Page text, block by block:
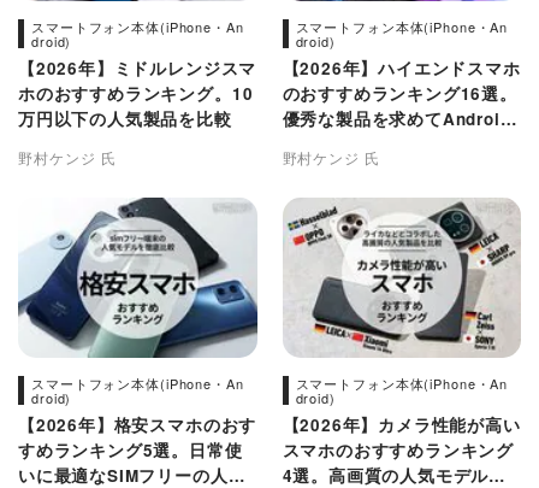
スマートフォン本体(iPhone・An
droid)
【2026年】ミドルレンジスマ
ホのおすすめランキング。10
万円以下の人気製品を比較
野村ケンジ 氏
スマートフォン本体(iPhone・An
droid)
【2026年】ハイエンドスマホ
のおすすめランキング16選。
優秀な製品を求めてAndroid
野村ケンジ 氏
スマートフォン本体(iPhone・An
droid)
【2026年】格安スマホのおす
すめランキング5選。日常使
いに最適なSIMフリーの人気
スマートフォン本体(iPhone・An
droid)
【2026年】カメラ性能が高い
スマホのおすすめランキング
4選。高画質の人気モデルを